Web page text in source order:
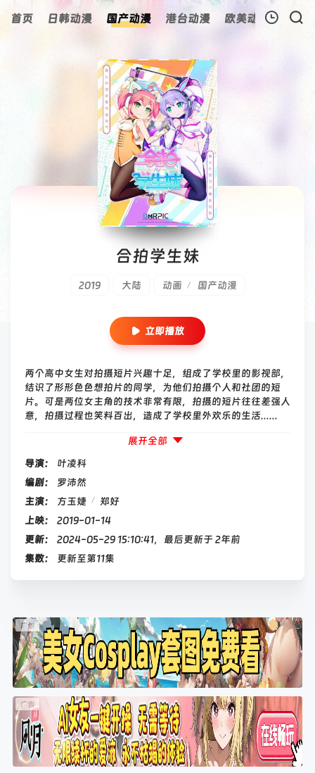
首页 日韩动漫 国产动漫 港台动漫 欧美动漫 动漫
暂无观看影片的记录
合拍学生妹
2019 大陆 动画 / 国产动漫
立即播放
两个高中女生对拍摄短片兴趣十足，组成了学校里的影视部，
结识了形形色色想拍片的同学，为他们拍摄个人和社团的短
片。可是两位女主角的技术非常有限，拍摄的短片往往差强人
意，拍摄过程也笑料百出，造成了学校里外欢乐的生活......
展开全部
导演：
叶凌科
编剧：
罗沛然
主演：
方玉婕 / 郑好
上映：
2019-01-14
更新：
2024-05-29 15:10:41，最后更新于 2年前
集数：
更新至第11集